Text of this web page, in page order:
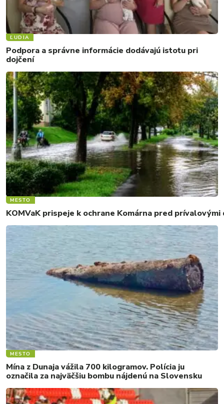
ĽUDIA
Podpora a správne informácie dodávajú istotu pri
dojčení
MESTO
KOMVaK prispeje k ochrane Komárna pred
MESTO
Mína z Dunaja vážila 700 kilogramov. Polícia ju
označila za najväčšiu bombu nájdenú na Slovensku